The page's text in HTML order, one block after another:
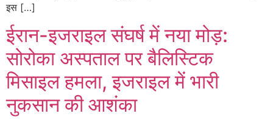
इस […]
ईरान-इजराइल संघर्ष में नया मोड़:
सोरोका अस्पताल पर बैलिस्टिक
मिसाइल हमला, इजराइल में भारी
नुकसान की आशंका